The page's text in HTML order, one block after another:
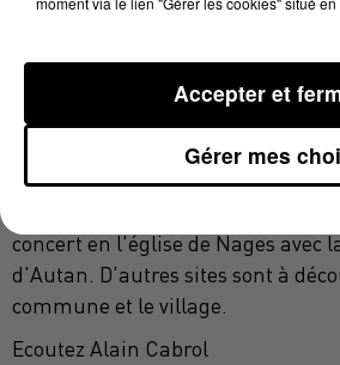
19h30, début du dîner fantaisiste
Le dimanche toute la journée
vide greniers dans les rues du
produits d'automne. A 9h30
d'une randonnée pédestre
concert en l'église de Nages avec
d'Autan. D'autres sites sont à
commune et le village.
Ecoutez Alain Cabrol
Gérer mes
Accepter et